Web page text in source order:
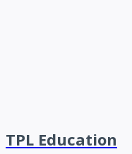
TPL Education